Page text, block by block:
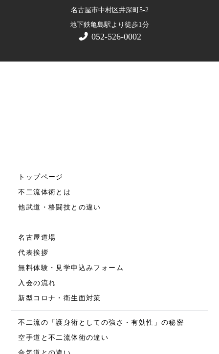
名古屋市中村区井深町5-2
地下鉄亀島駅より徒歩1 分
052-526-0002
トップページ
不二流体術とは
他武道・格闘技との違い
名古屋道場
代表挨拶
無料体験・見学申込みフォーム
入会の流れ
新型コロナ・衛生面対策
不二流の「護身術としての強さ・有効性」の秘密
空手道と不二流体術の違い